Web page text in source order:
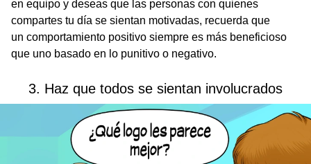
en equipo y deseas que las personas con quienes
compartes tu día se sientan motivadas, recuerda que
un comportamiento positivo siempre es más beneficioso
que uno basado en lo punitivo o negativo.
3. Haz que todos se sientan involucrados